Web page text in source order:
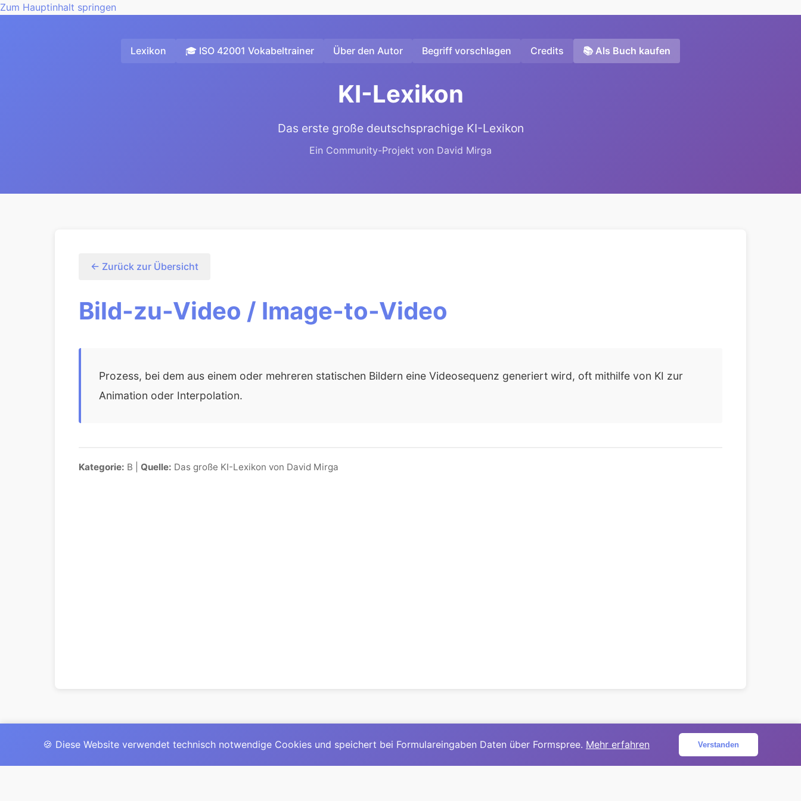
Zum Hauptinhalt springen
Lexikon 🎓 ISO 42001 Vokabeltrainer Über den Autor Begriff vorschlagen Credits 📚 Als Buch kaufen
KI-Lexikon
Das erste große deutschsprachige KI-Lexikon
Ein Community-Projekt von David Mirga
← Zurück zur Übersicht
Bild-zu-Video / Image-to-Video
Prozess, bei dem aus einem oder mehreren statischen Bildern eine Videosequenz generiert wird, oft mithilfe von KI zur
Animation oder Interpolation.
Kategorie: B | Quelle: Das große KI-Lexikon von David Mirga
© 2025David Mirga|LinkedIn|davidmirga.com
🍪 Diese Website verwendet technisch notwendige Cookies und speichert bei Formulareingaben Daten über Formspree. Mehr erfahren Verstanden